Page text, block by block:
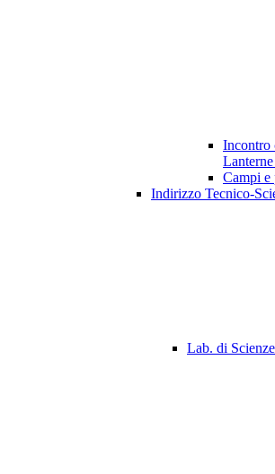
Incontro
Campi e
Indirizzo Tecnico-
Lab. di Scienze